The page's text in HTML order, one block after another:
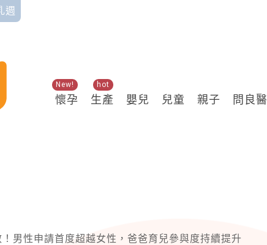
週
懷孕
New!
生產
hot
嬰兒 兒童 親子 問良醫
男性申請首度超越女性，爸爸育兒參與度持續提升